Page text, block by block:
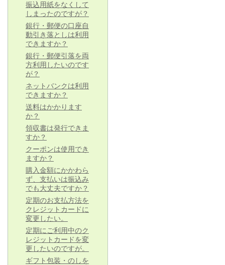
振込用紙をなくして
しまったのですが？
銀行・郵便の口座自
動引き落としは利用
できますか？
銀行・郵便引落を両
方利用したいのです
が？
ネットバンクは利用
できますか？
送料はかかります
か？
領収書は発行できま
すか？
クーポンは使用でき
ますか？
購入金額にかかわら
ず、支払いは振込み
でも大丈夫ですか？
定期のお支払方法を
クレジットカードに
変更したい。
定期にご利用中のク
レジットカードを変
更したいのですが。
ギフト包装・のしを